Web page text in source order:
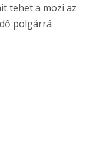
tehet a mozi az
polgárrá